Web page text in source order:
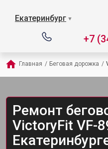
Екатеринбург ▼
+7
Главная / Беговая дорожка /
Ремонт
VictoryFit VF-